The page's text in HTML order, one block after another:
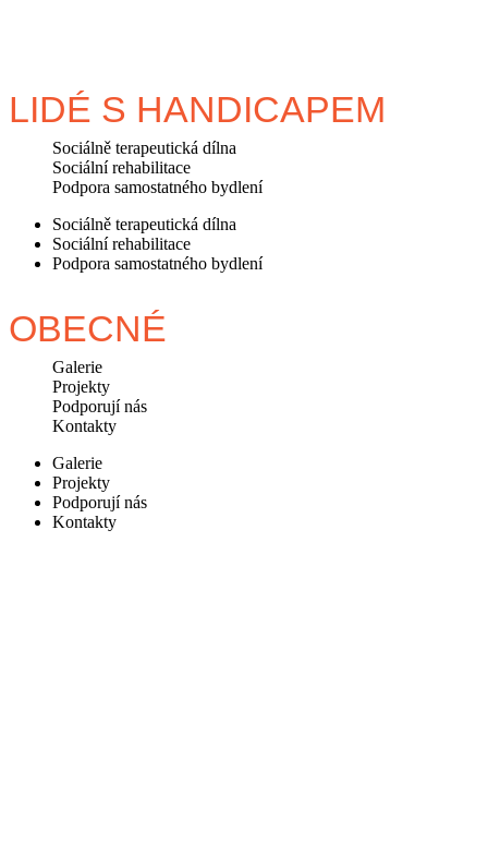
LIDÉ S HANDICAPEM
Sociálně terapeutická dílna
Sociální rehabilitace
Podpora samostatného bydlení
Sociálně terapeutická dílna
Sociální rehabilitace
Podpora samostatného bydlení
OBECNÉ
Galerie
Projekty
Podporují nás
Kontakty
Galerie
Projekty
Podporují nás
Kontakty